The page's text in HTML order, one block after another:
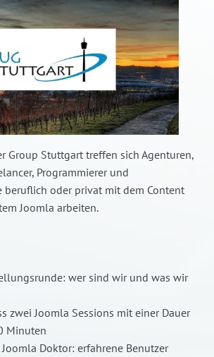
Group Stuttgart treffen sich Agenturen,
Programmierer und
beruflich oder privat mit dem Content
Joomla arbeiten.
wer sind wir und was wir
zwei Joomla Sessions mit einer Dauer
Minuten
Doktor: erfahrene Benutzer